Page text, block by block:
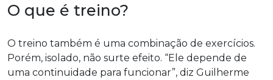
O que é treino?
O treino também é uma combinação de exercícios.
Porém, isolado, não surte efeito. “Ele depende de
uma continuidade para funcionar”, diz Guilherme